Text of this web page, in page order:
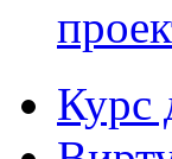
Курс